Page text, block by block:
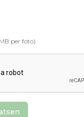
per foto)